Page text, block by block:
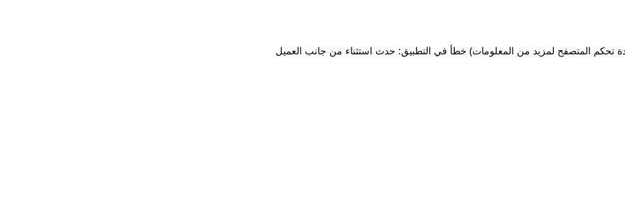
خطأ في التطبيق: حدث استثناء من جانب العميل تحكم المتصفح لمزيد من المعلومات)